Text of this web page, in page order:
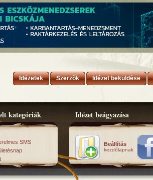
Idézetek Szerzők Idézet beküldése
kategóriák
SMS
Idézet beágyazása
Beállítás
kezdőlapnak